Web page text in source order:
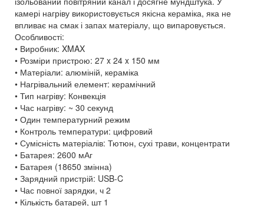
камері нагріву використовується якісна кераміка, яка не
впливає на смак і запах матеріалу, що випаровується.
Особливості:
• Виробник: XMAX
• Розміри пристрою: 27 x 24 x 150 мм
• Матеріали: алюміній, кераміка
• Нагрівальний елемент: керамічний
• Тип нагріву: Конвекція
• Час нагріву: ~ 30 секунд
• Один температурний режим
• Контроль температури: цифровий
• Сумісність матеріалів: Тютюн, сухі трави, концентрати
• Батарея: 2600 мАг
• Батарея (18650 змінна)
• Зарядний пристрій: USB-C
• Час повної зарядки, ч 2
• Кількість батарей, шт 1